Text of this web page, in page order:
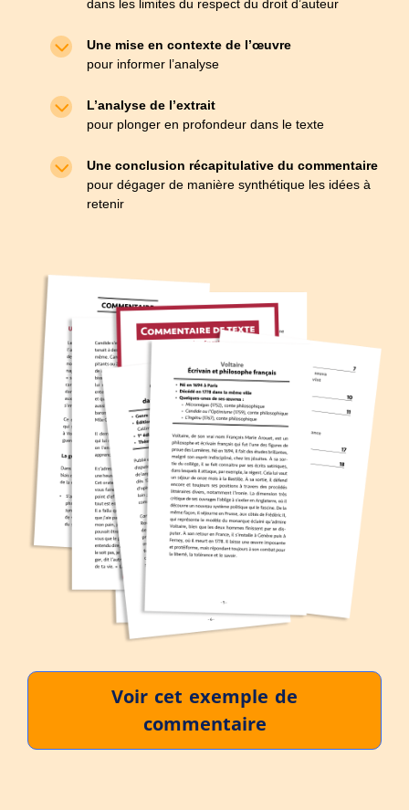
dans les limites du respect du droit d’auteur
Une mise en contexte de l’œuvre
pour informer l’analyse
L’analyse de l’extrait
pour plonger en profondeur dans le texte
Une conclusion récapitulative du commentaire
pour dégager de manière synthétique les idées à
retenir
Voir cet exemple de
commentaire